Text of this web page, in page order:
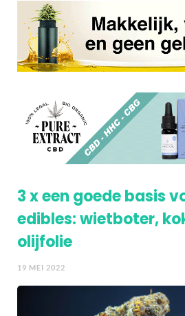
3 x een goede basis
edibles: wietboter,
olijfolie
19 MEI 2022